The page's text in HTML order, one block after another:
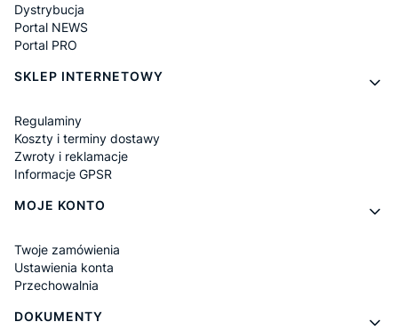
Dystrybucja
Portal NEWS
Portal PRO
SKLEP INTERNETOWY
Regulaminy
Koszty i terminy dostawy
Zwroty i reklamacje
Informacje GPSR
MOJE KONTO
Twoje zamówienia
Ustawienia konta
Przechowalnia
DOKUMENTY